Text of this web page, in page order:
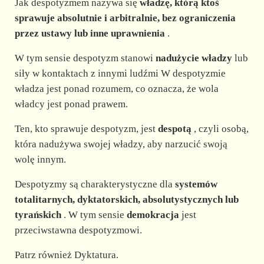
Jak despotyzmem nazywa się władzę, którą ktoś
sprawuje absolutnie i arbitralnie, bez ograniczenia
przez ustawy lub inne uprawnienia.
W tym sensie despotyzm stanowi nadużycie władzylub
siły w kontaktach z innymi ludźmi W despotyzmie
władza jest ponad rozumem, co oznacza, że wola
władcy jest ponad prawem.
Ten, kto sprawuje despotyzm, jest despotą, czyli osobą,
która nadużywa swojej władzy, aby narzucić swoją
wolę innym.
Despotyzmy są charakterystyczne dla systemów
totalitarnych, dyktatorskich, absolutystycznych lub
tyrańskich. W tym sensie demokracjajest
przeciwstawna despotyzmowi.
Patrz również Dyktatura.